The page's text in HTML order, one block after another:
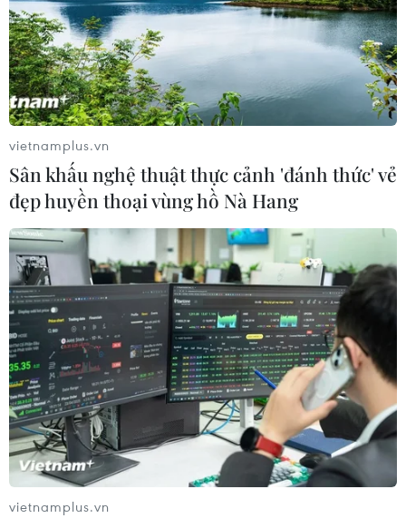
cam kết sẽ tiếp tục mang đến những giải pháp
tài chính đột phá, đóng góp tích cực vào sự phát
triển một xã hội không tiền mặt văn minh và
hiện đại tại Việt Nam”./.
(Vietnam+)
#VIB #thẻ tín dụng
#Mastercard
#American Express
#hệ sinh thái thẻ
#đổi mới tài chính
vietnamplus.vn
Sân khấu nghệ thuật thực cảnh 'đánh thức' vẻ
đẹp huyền thoại vùng hồ Nà Hang
vietnamplus.vn